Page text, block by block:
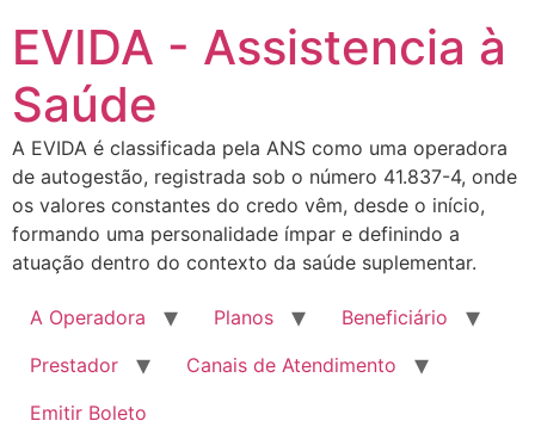
EVIDA - Assistencia à
Saúde
A EVIDA é classificada pela ANS como uma operadora
de autogestão, registrada sob o número 41.837-4, onde
os valores constantes do credo vêm, desde o início,
formando uma personalidade ímpar e definindo a
atuação dentro do contexto da saúde suplementar.
A Operadora Planos
Beneficiário
Prestador
Canais de Atendimento
Emitir Boleto